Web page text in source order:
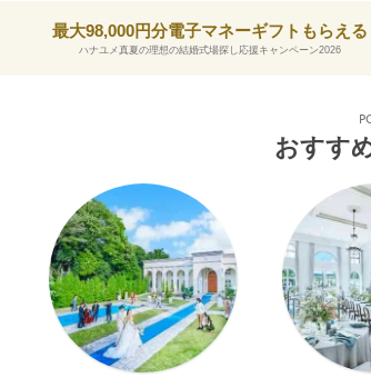
最大98,000円分電子マネーギフトもらえる
ハナユメ真夏の理想の結婚式場探し応援キャンペーン2026
おすす